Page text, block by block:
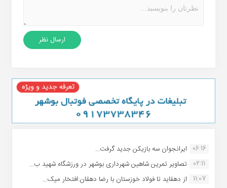
06:16 ایرانجوان سه بازیکن جدید گرفت...
02:11
تصاویر تمرین شاهین شهردارى بوشهر در ورزشگاه شهید ب...
11:07
از دهقاید تا فولاد خوزستان با رضا دهقان:افتخار میک...